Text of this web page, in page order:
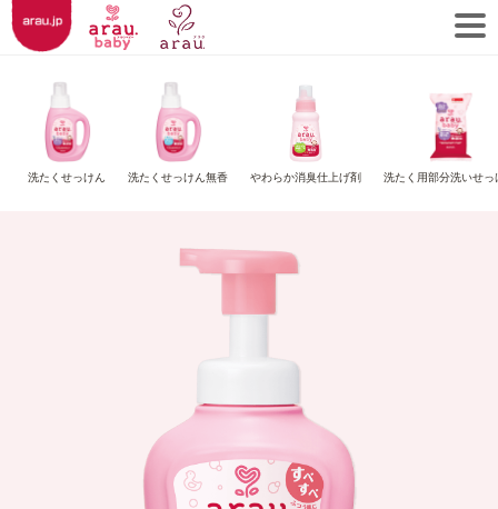
洗たくせっけん 洗たくせっけん無香 やわらか消臭仕上げ剤 洗たく用部分洗いせっ